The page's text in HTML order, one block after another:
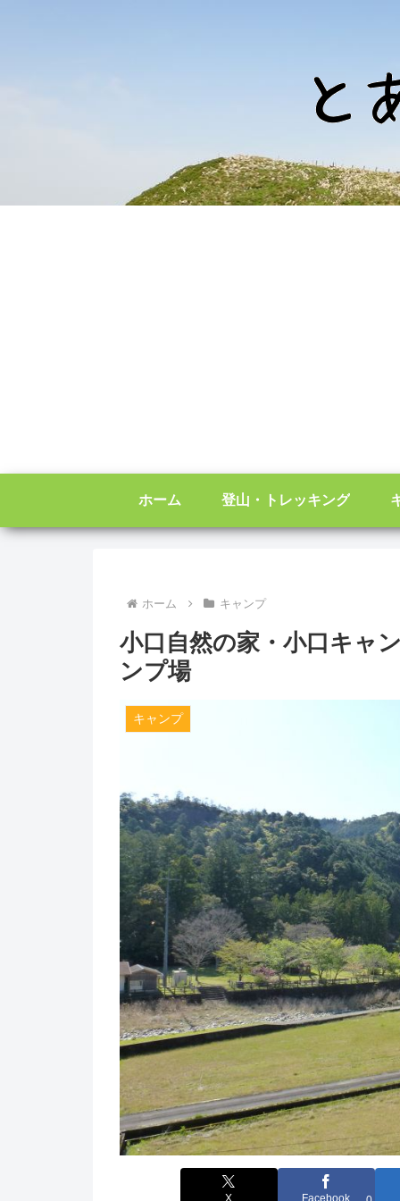
ホーム 登山・トレッキング
ホーム キャンプ
小口自然の家・小口キャ
ンプ場
キャンプ
X Facebook